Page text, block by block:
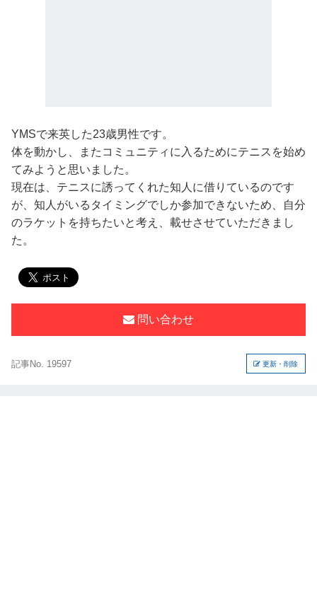
YMSで来英した23歳男性です。
体を動かし、またコミュニティに入るためにテニスを始め
てみようと思いました。
現在は、テニスに誘ってくれた知人に借りているのです
が、知人がいるタイミングでしか参加できないため、自分
のラケットを持ちたいと考え、載せさせていただきまし
た。
問い合わせ
記事No. 19597 更新・削除